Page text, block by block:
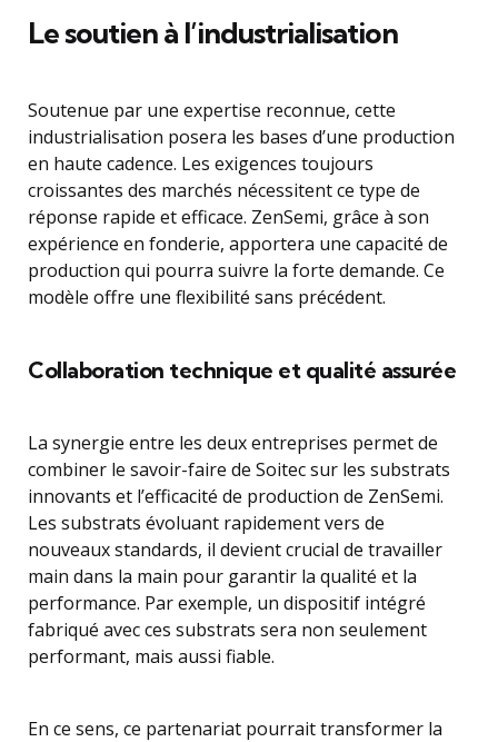
Le soutien à l’industrialisation
Soutenue par une expertise reconnue, cette
industrialisation posera les bases d’une production
en haute cadence. Les exigences toujours
croissantes des marchés nécessitent ce type de
réponse rapide et efficace. ZenSemi, grâce à son
expérience en fonderie, apportera une capacité de
production qui pourra suivre la forte demande. Ce
modèle offre une flexibilité sans précédent.
Collaboration technique et qualité assurée
La synergie entre les deux entreprises permet de
combiner le savoir-faire de Soitec sur les substrats
innovants et l’efficacité de production de ZenSemi.
Les substrats évoluant rapidement vers de
nouveaux standards, il devient crucial de travailler
main dans la main pour garantir la qualité et la
performance. Par exemple, un dispositif intégré
fabriqué avec ces substrats sera non seulement
performant, mais aussi fiable.
En ce sens, ce partenariat pourrait transformer la